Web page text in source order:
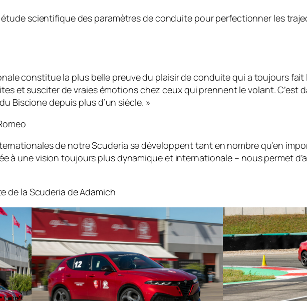
étude scientifique des paramètres de conduite pour perfectionner les
constitue la plus belle preuve du plaisir de conduite qui a toujours fait
et susciter de vraies émotions chez ceux qui prennent le volant. C’est
Biscione depuis plus d’un siècle. »
de notre Scuderia se développent tant en nombre qu’en
à une vision toujours plus dynamique et internationale – nous permet
de la Scuderia de Adamich